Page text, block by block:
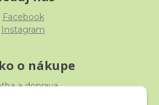
Facebook
Instagram
o nákupe
a doprava